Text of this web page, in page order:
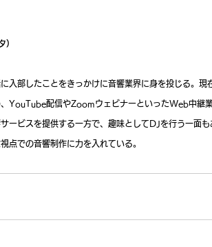
）
入部したことをきっかけに音響業界に身を投じる。
YouTube配信やZoomウェビナーといったWeb中継
ービスを提供する一方で、趣味としてDJを行う一面
点での音響制作に力を入れている。